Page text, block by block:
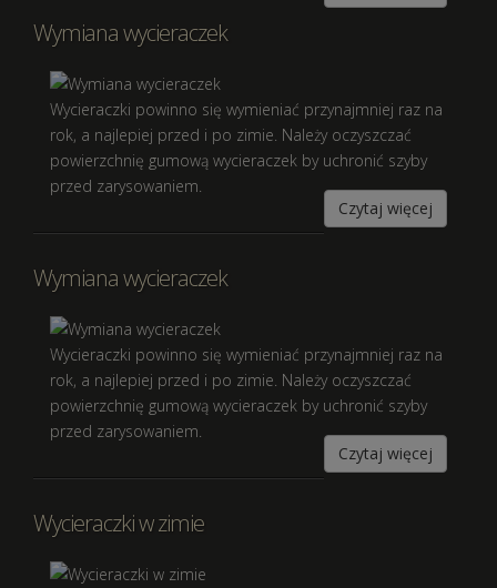
Wymiana wycieraczek
Wycieraczki powinno się wymieniać przynajmniej raz na
rok, a najlepiej przed i po zimie. Należy oczyszczać
powierzchnię gumową wycieraczek by uchronić szyby
przed zarysowaniem.
Czytaj więcej
Wymiana wycieraczek
Wycieraczki powinno się wymieniać przynajmniej raz na
rok, a najlepiej przed i po zimie. Należy oczyszczać
powierzchnię gumową wycieraczek by uchronić szyby
przed zarysowaniem.
Czytaj więcej
Wycieraczki w zimie